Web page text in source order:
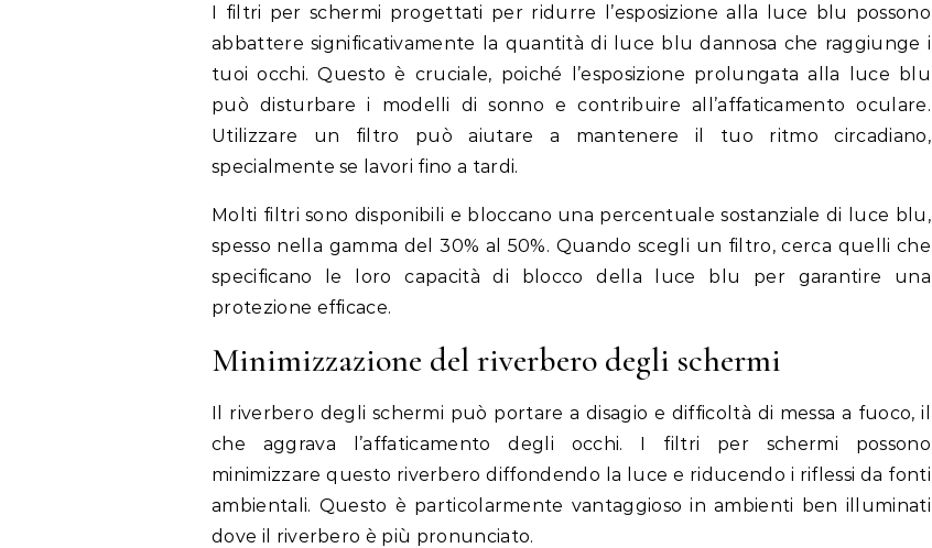
I filtri per schermi progettati per ridurre l’esposizione alla luce blu possono
abbattere significativamente la quantità di luce blu dannosa che raggiunge i
tuoi occhi. Questo è cruciale, poiché l’esposizione prolungata alla luce blu
può disturbare i modelli di sonno e contribuire all’affaticamento oculare.
Utilizzare un filtro può aiutare a mantenere il tuo ritmo circadiano,
specialmente se lavori fino a tardi.
Molti filtri sono disponibili e bloccano una percentuale sostanziale di luce blu,
spesso nella gamma del 30% al 50%. Quando scegli un filtro, cerca quelli che
specificano le loro capacità di blocco della luce blu per garantire una
protezione efficace.
Minimizzazione del riverbero degli schermi
Il riverbero degli schermi può portare a disagio e difficoltà di messa a fuoco, il
che aggrava l’affaticamento degli occhi. I filtri per schermi possono
minimizzare questo riverbero diffondendo la luce e riducendo i riflessi da fonti
ambientali. Questo è particolarmente vantaggioso in ambienti ben illuminati
dove il riverbero è più pronunciato.